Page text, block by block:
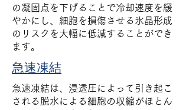
の凝固点を下げることで冷却速度を緩
やかにし、細胞を損傷させる氷晶形成
のリスクを大幅に低減することができ
ます。
急速凍結
急速凍結は、浸透圧によって引き起こ
される脱水による細胞の収縮がほとん